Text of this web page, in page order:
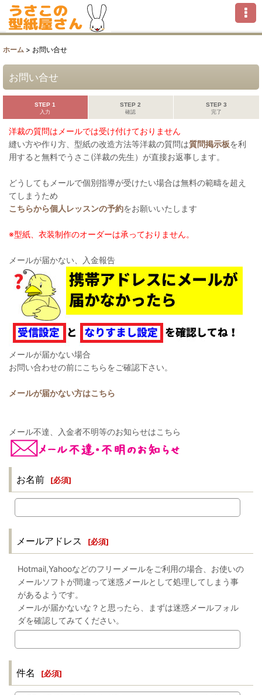
ホーム > お問い合せ
お問い合せ
STEP 1
入力
STEP 2
確認
STEP 3
完了
洋裁の質問はメールでは受け付けておりません
縫い方や作り方、型紙の改造方法等洋裁の質問は質問掲示板を利
用すると無料でうさこ(洋裁の先生）が直接お返事します。
どうしてもメールで個別指導が受けたい場合は無料の範疇を超え
てしまうため
こちらから個人レッスンの予約をお願いいたします
※型紙、衣装制作のオーダーは承っておりません。
メールが届かない、入金報告
メールが届かない場合
お問い合わせの前にこちらをご確認下さい。
メールが届かない方はこちら
メール不達、入金者不明等のお知らせはこちら
お名前 [必須]
メールアドレス [必須]
Hotmail,Yahooなどのフリーメールをご利用の場合、お使いの
メールソフトが間違って迷惑メールとして処理してしまう事
があるようです。
メールが届かないな？と思ったら、まずは迷惑メールフォル
ダを確認してみてください。
件名 [必須]